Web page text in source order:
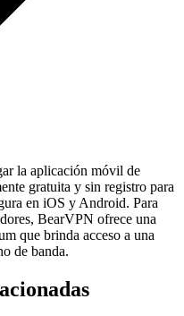
la aplicación móvil de
gratuita y sin registro para
en iOS y Android. Para
BearVPN ofrece una
que brinda acceso a una
de banda.